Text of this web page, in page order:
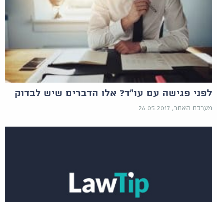
לפני פגישה עם עו"ד? אלו הדברים שיש לבדוק
מערכת האתר, 26.05.2017